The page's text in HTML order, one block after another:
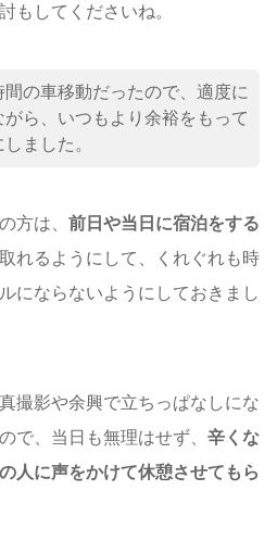
もしてくださいね。
間の車移動だったので、適度に
ら、いつもより余裕をもって
ました。
方は、 前日や当日に宿泊をする
れるようにして、くれぐれも時
にならないようにしておきまし
撮影や余興で立ちっぱなしにな
で、当日も無理はせず、 辛くな
人に声をかけて休憩させてもら